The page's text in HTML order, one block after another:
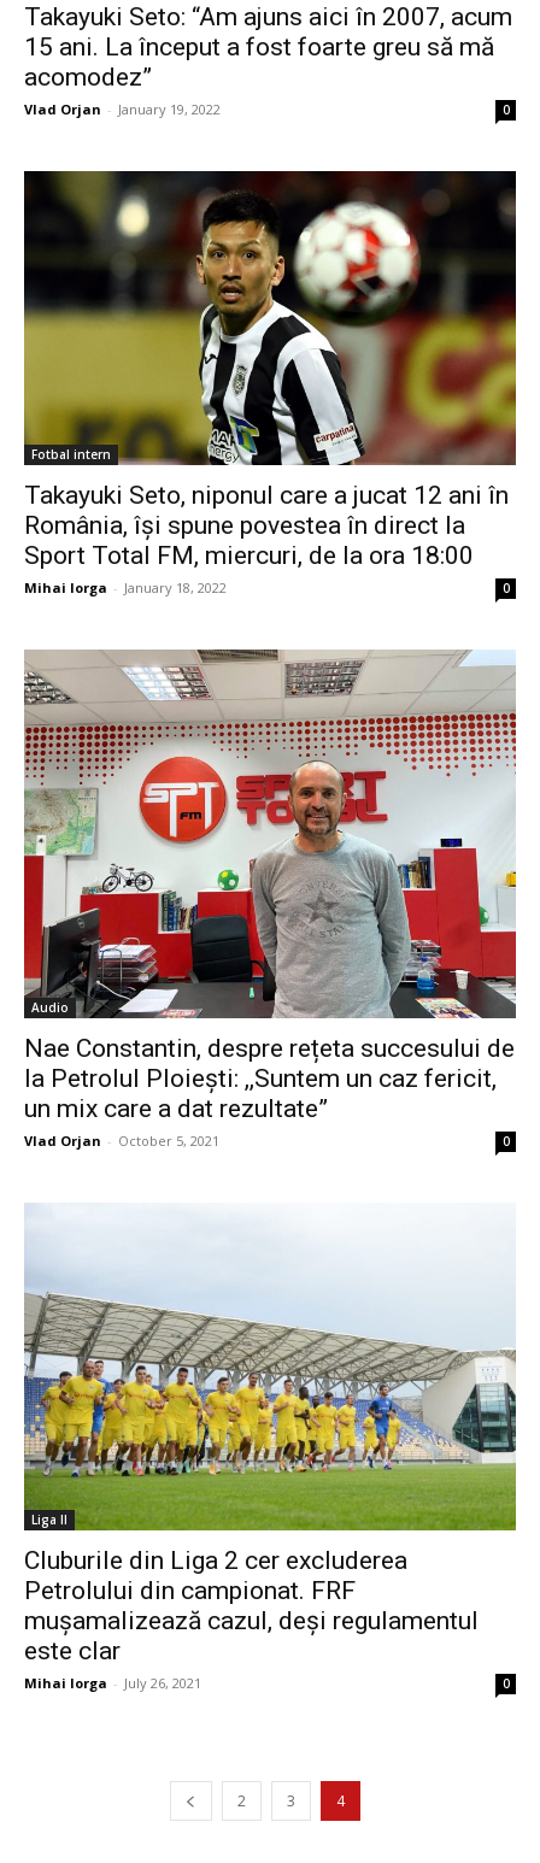
Takayuki Seto: “Am ajuns aici în 2007, acum
15 ani. La început a fost foarte greu să mă
acomodez”
Vlad Orjan - January 19, 2022 0
Fotbal intern
Takayuki Seto, niponul care a jucat 12 ani în
România, își spune povestea în direct la
Sport Total FM, miercuri, de la ora 18:00
Mihai Iorga - January 18, 2022 0
Audio
Nae Constantin, despre rețeta succesului de
la Petrolul Ploiești: ,,Suntem un caz fericit,
un mix care a dat rezultate”
Vlad Orjan - October 5, 2021 0
Liga II
Cluburile din Liga 2 cer excluderea
Petrolului din campionat. FRF
mușamalizează cazul, deși regulamentul
este clar
Mihai Iorga - July 26, 2021 0
2 3 4